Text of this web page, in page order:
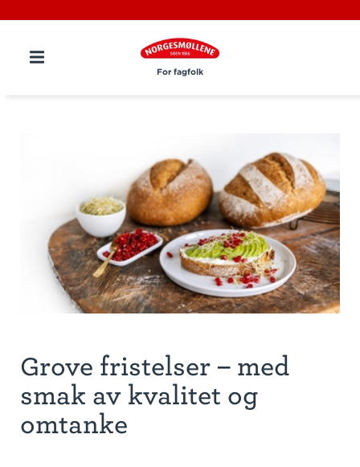
For fagfolk
Grove fristelser – med
smak av kvalitet og
omtanke